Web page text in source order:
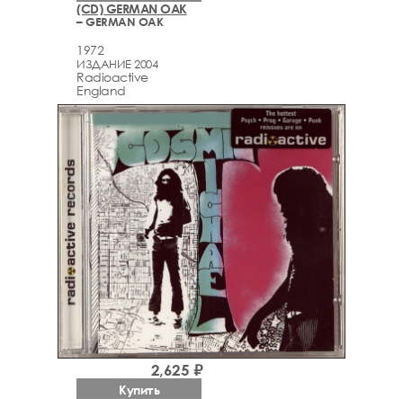
(CD) GERMAN OAK
– GERMAN OAK
1972
ИЗДАНИЕ 2004
Radioactive
England
2,625 ₽
Купить